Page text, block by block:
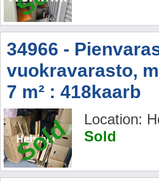
34966 -
vuokravarasto,
7 m² : 418kaarb
Sold
Location:
Sold